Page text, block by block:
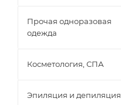
Прочая одноразовая
одежда
Косметология, СПА
Эпиляция и депиляция